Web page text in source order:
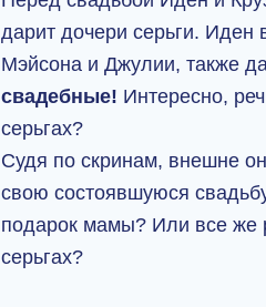
дарит дочери серьги.
Мэйсона и Джулии, также
свадебные! Интересно,
серьгах?
Судя по скринам, внешне
свою состоявшуюся
подарок мамы? Или все же
серьгах?